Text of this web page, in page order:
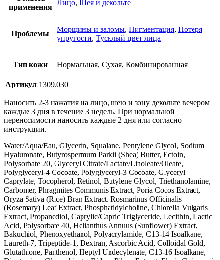
применения
Лицо, Шея и декольте
Проблемы
Морщины и заломы, Пигментация, Потеря
упругости, Тусклый цвет лица
Тип кожи Нормальная, Сухая, Комбинированная
Артикул 1309.030
Наносить 2-3 нажатия на лицо, шею и зону декольте вечером
каждые 3 дня в течение 3 недель. При нормальной
переносимости наносить каждые 2 дня или согласно
инструкции.
Water/Aqua/Eau, Glycerin, Squalane, Pentylene Glycol, Sodium
Hyaluronate, Butyrospermum Parkii (Shea) Butter, Ectoin,
Polysorbate 20, Glyceryl Citrate/Lactate/Linoleate/Oleate,
Polyglyceryl-4 Cocoate, Polyglyceryl-3 Cocoate, Glyceryl
Caprylate, Tocopherol, Retinol, Butylene Glycol, Triethanolamine,
Carbomer, Phragmites Communis Extract, Poria Cocos Extract,
Oryza Sativa (Rice) Bran Extract, Rosmarinus Officinalis
(Rosemary) Leaf Extract, Phosphatidylcholine, Chlorella Vulgaris
Extract, Propanediol, Caprylic/Capric Triglyceride, Lecithin, Lactic
Acid, Polysorbate 40, Helianthus Annuus (Sunflower) Extract,
Bakuchiol, Phenoxyethanol, Polyacrylamide, C13-14 Isoalkane,
Laureth-7, Tripeptide-1, Dextran, Ascorbic Acid, Colloidal Gold,
Glutathione, Panthenol, Heptyl Undecylenate, C13-16 Isoalkane,